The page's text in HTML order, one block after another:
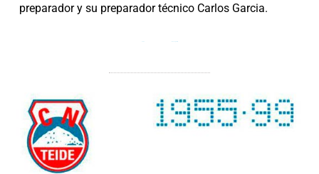
preparador y su preparador técnico Carlos Garcia.